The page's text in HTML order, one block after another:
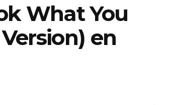
What You
en